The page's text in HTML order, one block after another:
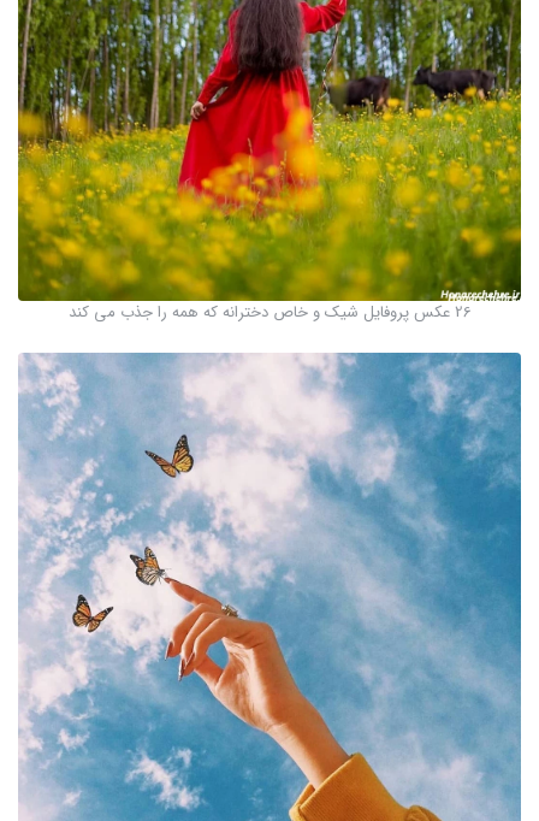
26 عکس پروفایل شیک و خاص دخترانه که همه را جذب می کند